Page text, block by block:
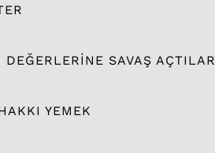
SAVAŞ AÇTILAR
YEMEK